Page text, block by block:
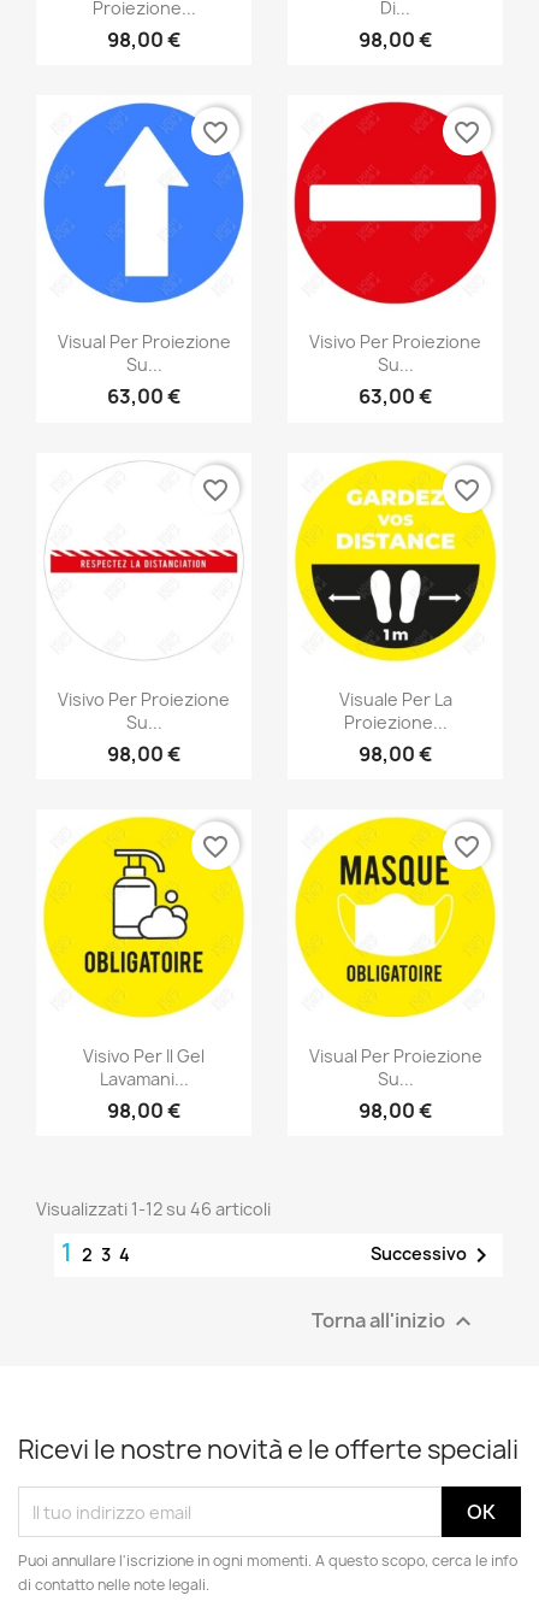
Proiezione...
98,00 €
Di...
98,00 €
Visual Per Proiezione
Su...
63,00 €
favorite_border
Visivo Per Proiezione
Su...
63,00 €
favorite_border
Visivo Per Proiezione
Su...
98,00 €
favorite_border
Visuale Per La
Proiezione...
98,00 €
favorite_border
Visivo Per Il Gel
Lavamani...
98,00 €
favorite_border
Visual Per Proiezione
Su...
98,00 €
favorite_border
Visualizzati 1-12 su 46 articoli
1 2 3 4 Successivo 
Torna all'inizio 
Ricevi le nostre novità e le offerte speciali
Puoi annullare l'iscrizione in ogni momenti. A questo scopo, cerca le info
di contatto nelle note legali.